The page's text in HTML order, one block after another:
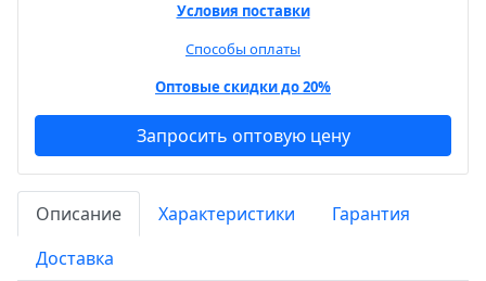
Условия поставки
Способы оплаты
Оптовые скидки до 20%
Запросить оптовую цену
Описание Характеристики
Гарантия
Доставка